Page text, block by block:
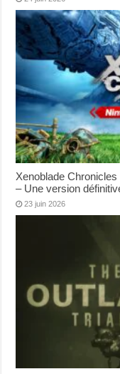
Xenoblade
– Une version
23 juin 2026